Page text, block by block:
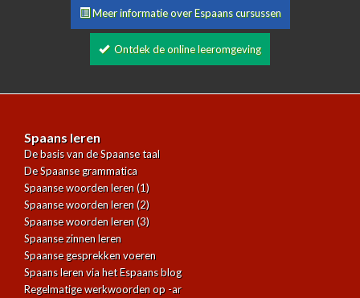
Meer informatie over Espaans cursussen
Ontdek de online leeromgeving
Spaans leren
De basis van de Spaanse taal
De Spaanse grammatica
Spaanse woorden leren (1)
Spaanse woorden leren (2)
Spaanse woorden leren (3)
Spaanse zinnen leren
Spaanse gesprekken voeren
Spaans leren via het Espaans blog
Regelmatige werkwoorden op -ar